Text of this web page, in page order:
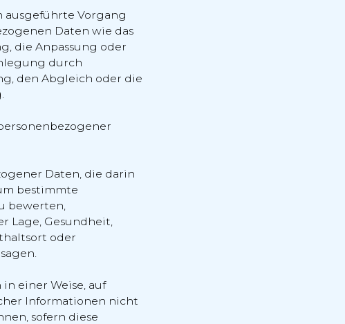
Vorgang
Daten wie das
die Anpassung oder
durch
den Abgleich oder die
Daten, die darin
bestimmte
bewerten,
Lage, Gesundheit,
oder
einer Weise, auf
Informationen nicht
sofern diese